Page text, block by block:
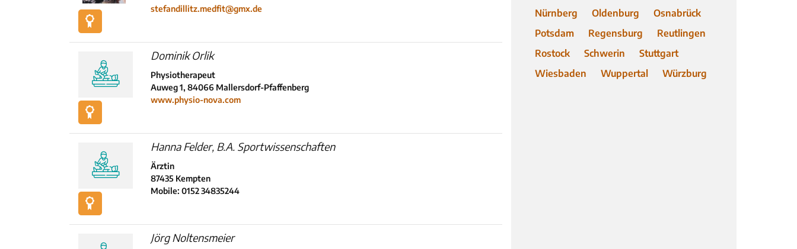
stefandillitz.medfit@gmx.de
Dominik Orlik
Physiotherapeut
Auweg 1, 84066 Mallersdorf-Pfaffenberg
www.physio-nova.com
Hanna Felder, B.A. Sportwissenschaften
Ärztin
87435 Kempten
Mobile: 0152 34835244
Jörg Noltensmeier
Nürnberg
Oldenburg
Osnabrück
Potsdam
Regensburg
Reutlingen
Rostock
Schwerin
Stuttgart
Wiesbaden
Wuppertal Würzburg